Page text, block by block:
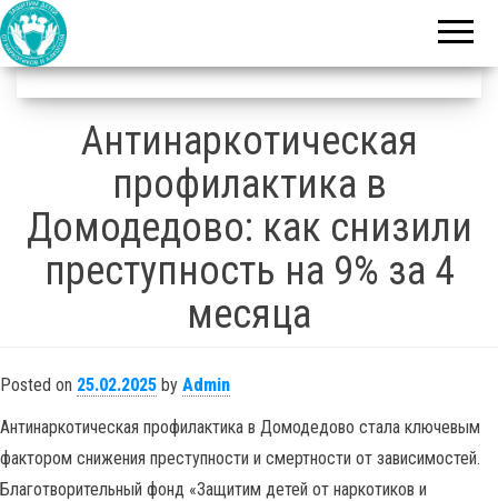
наркотиков
и алкоголя
Антинаркотическая
профилактика в
Домодедово: как снизили
преступность на 9% за 4
месяца
Posted on 25.02.2025 by Admin
Антинаркотическая профилактика в Домодедово стала ключевым
фактором снижения преступности и смертности от зависимостей.
Благотворительный фонд «Защитим детей от наркотиков и